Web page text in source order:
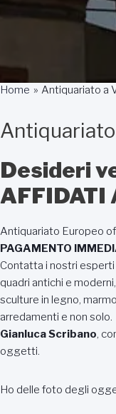
Home Antiquariato a
Desideri
AFFIDATI
Antiquariato Europeo
PAGAMENTO
Contatta i nostri
quadri antichi e
sculture in legno,
arredamenti e non solo.
Gianluca Scribano,
oggetti.
Ho delle foto degli